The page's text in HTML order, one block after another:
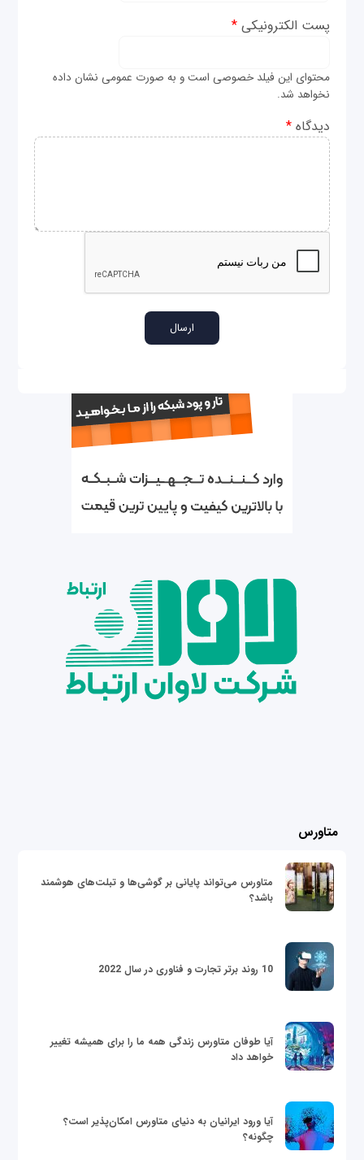
پست الکترونیکی*
محتوای این فیلد خصوصی است و به صورت عمومی نشان داده
نخواهد شد.
دیدگاه*
متاورس
متاورس می‌تواند پایانی بر گوشی‌ها و تبلت‌های هوشمند
باشد؟
10 روند برتر تجارت و فناوری در سال 2022
آیا طوفان متاورس زندگی همه ما را برای همیشه تغییر
خواهد داد
آیا ورود ایرانیان به دنیای متاورس امکان‌پذیر است؟
چگونه؟